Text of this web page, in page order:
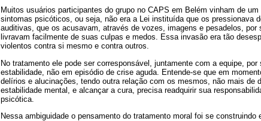
Muitos usuários participantes do grupo no CAPS em Belém vinham de
sintomas psicóticos, ou seja, não era a Lei instituída que os pressionava
auditivas, que os acusavam, através de vozes, imagens e pesadelos,
livravam facilmente de suas culpas e medos. Essa invasão era tão
violentos contra si mesmo e contra outros.
No tratamento ele pode ser corresponsável, juntamente com a equipe,
estabilidade, não em episódio de crise aguda. Entende-se que em
delírios e alucinações, tendo outra relação com os mesmos, não mais de
estabilidade mental, e alcançar a cura, precisa readquirir sua
psicótica.
Nessa ambiguidade o pensamento do tratamento moral foi se